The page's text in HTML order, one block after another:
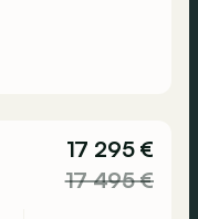
17 295 €
17 495 €